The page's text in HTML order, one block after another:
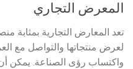
المعرض التجاري
تعد المعارض التجارية بمثابة
لعرض منتجاتها والتواصل مع
واكتساب رؤى الصناعة. يمكن